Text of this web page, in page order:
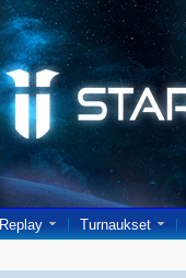
Replay Turnaukset